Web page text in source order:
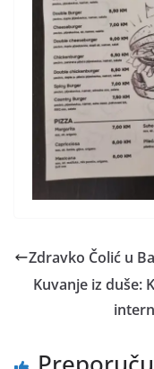
Zdravko Čolić u
Kuvanje iz duše: